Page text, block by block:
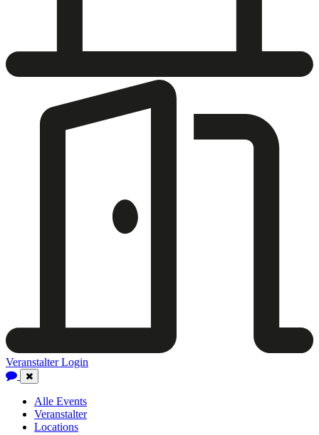
Veranstalter Login
Close
Navigation
Alle Events
Veranstalter
Locations